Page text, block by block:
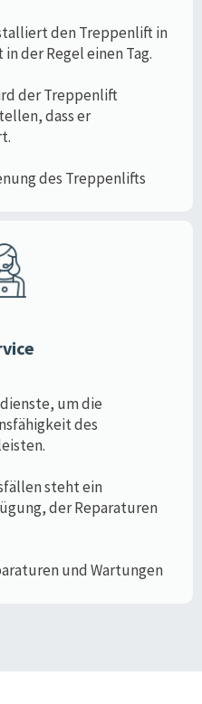
den Treppenlift in
der Regel einen Tag.
der Treppenlift
dass er
des Treppenlifts
um die
des
steht ein
der Reparaturen
und Wartungen